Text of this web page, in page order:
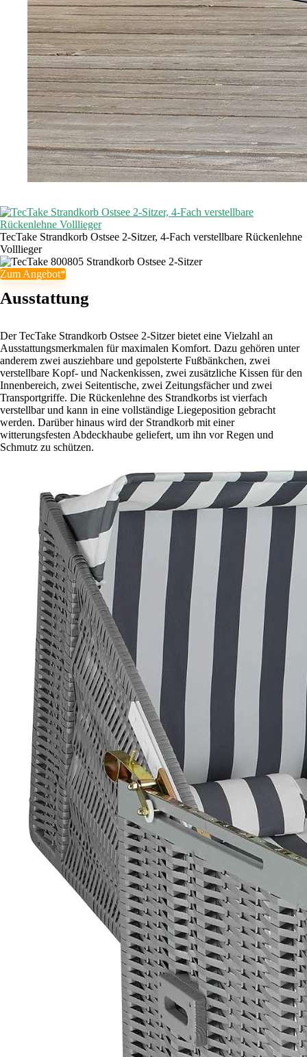
TecTake Strandkorb Ostsee 2-Sitzer, 4-Fach verstellbare Rückenlehne
Volllieger
Zum Angebot*
Ausstattung
Der TecTake Strandkorb Ostsee 2-Sitzer bietet eine Vielzahl an
Ausstattungsmerkmalen für maximalen Komfort. Dazu gehören unter
anderem zwei ausziehbare und gepolsterte Fußbänkchen, zwei
verstellbare Kopf- und Nackenkissen, zwei zusätzliche Kissen für den
Innenbereich, zwei Seitentische, zwei Zeitungsfächer und zwei
Transportgriffe. Die Rückenlehne des Strandkorbs ist vierfach
verstellbar und kann in eine vollständige Liegeposition gebracht
werden. Darüber hinaus wird der Strandkorb mit einer
witterungsfesten Abdeckhaube geliefert, um ihn vor Regen und
Schmutz zu schützen.